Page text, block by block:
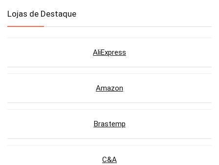
Lojas de Destaque
AliExpress
Amazon
Brastemp
C&A